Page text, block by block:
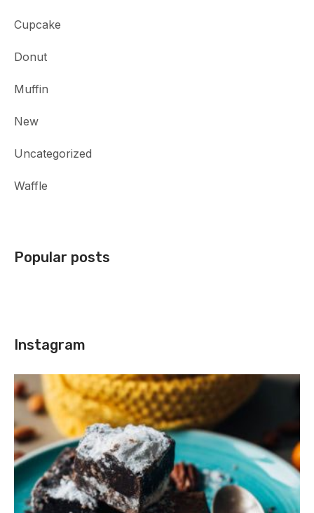
Cupcake
Donut
Muffin
New
Uncategorized
Waffle
Popular posts
Instagram